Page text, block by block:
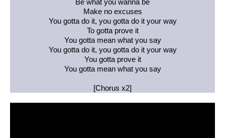
Be what you wanna be
Make no excuses
You gotta do it, you gotta do it your way
To gotta prove it
You gotta mean what you say
You gotta do it, you gotta do it your way
You gotta prove it
You gotta mean what you say
[Chorus x2]